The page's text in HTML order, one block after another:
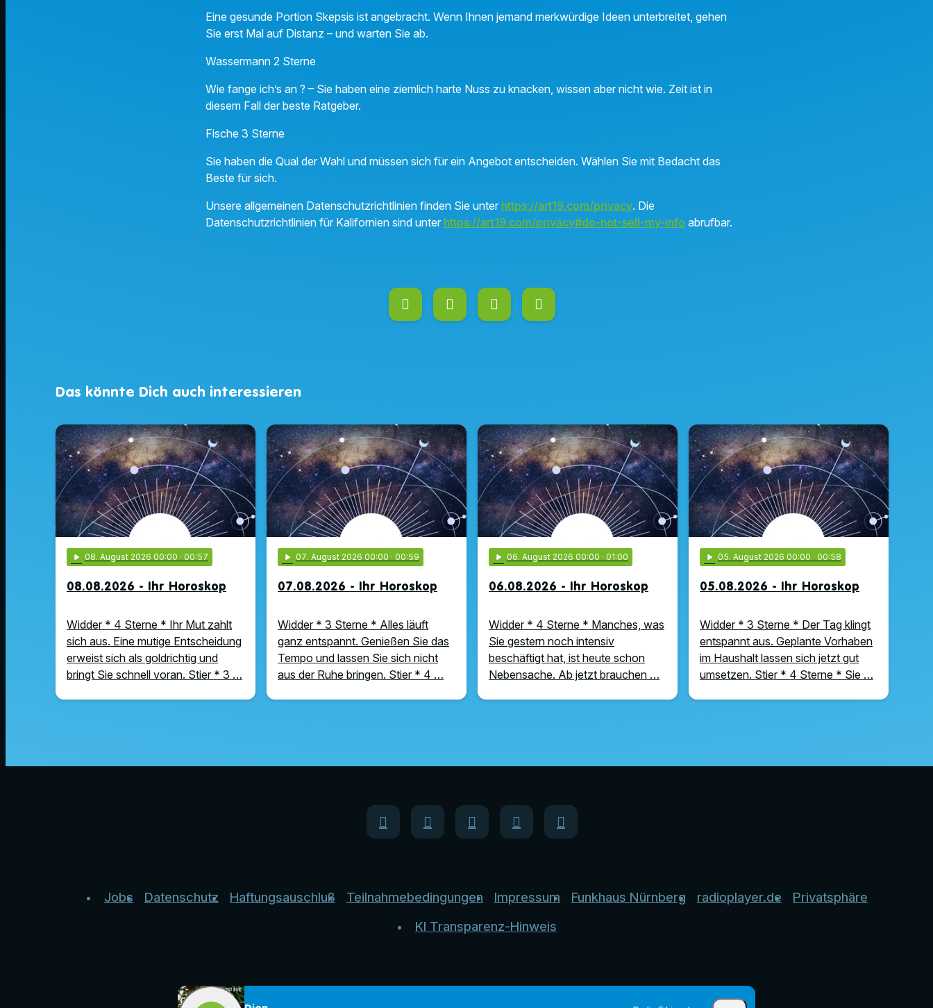
Eine gesunde Portion Skepsis ist angebracht. Wenn Ihnen jemand merkwürdige Ideen unterbreitet, gehen
Sie erst Mal auf Distanz – und warten Sie ab.
Wassermann 2 Sterne
Wie fange ich’s an ? – Sie haben eine ziemlich harte Nuss zu knacken, wissen aber nicht wie. Zeit ist in
diesem Fall der beste Ratgeber.
Fische 3 Sterne
Sie haben die Qual der Wahl und müssen sich für ein Angebot entscheiden. Wählen Sie mit Bedacht das
Beste für sich.
Unsere allgemeinen Datenschutzrichtlinien finden Sie unter https://art19.com/privacy. Die
Datenschutzrichtlinien für Kalifornien sind unter https://art19.com/privacy#do-not-sell-my-info abrufbar.
Das könnte Dich auch interessieren
play_arrow 08. August 2026 00:00 · 00:57
08.08.2026 - Ihr Horoskop
Widder * 4 Sterne * Ihr Mut zahlt
sich aus. Eine mutige Entscheidung
erweist sich als goldrichtig und
bringt Sie schnell voran. Stier * 3 …
play_arrow 07. August 2026 00:00 · 00:59
07.08.2026 - Ihr Horoskop
Widder * 3 Sterne * Alles läuft
ganz entspannt. Genießen Sie das
Tempo und lassen Sie sich nicht
aus der Ruhe bringen. Stier * 4 …
play_arrow 06. August 2026 00:00 · 01:00
06.08.2026 - Ihr Horoskop
Widder * 4 Sterne * Manches, was
Sie gestern noch intensiv
beschäftigt hat, ist heute schon
Nebensache. Ab jetzt brauchen …
play_arrow 05. August 2026 00:00 · 00:58
05.08.2026 - Ihr Horoskop
Widder * 3 Sterne * Der Tag klingt
entspannt aus. Geplante Vorhaben
im Haushalt lassen sich jetzt gut
umsetzen. Stier * 4 Sterne * Sie …
Jobs Datenschutz Haftungsauschluß Teilnahmebedingungen Impressum Funkhaus Nürnberg radioplayer.de
Privatsphäre
KI Transparenz-Hinweis